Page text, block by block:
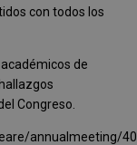
con todos los
de
Congreso.
annualmeeting/